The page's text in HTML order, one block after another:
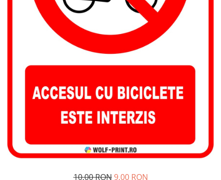
Stickere Decorative Model 3D
Stickere Decorative Model Floral
Stickere Decorative Textura Lemn
Stickere Decorative Copii
Stickere Decorative Model
Stickere Decorative Textura Beton
Tablouri Canvas
Tablouri Canvas Arhitectura
Tablou Canvas Living/Sufragerie
Papetarie si organizare nunta
10,00 RON 9,00 RON